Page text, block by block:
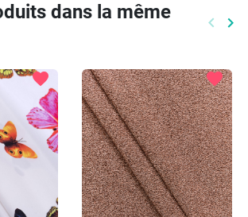
dans la même
keyboard_arrow_left keyboard_arrow_right
favorite favorite